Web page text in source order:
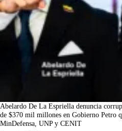
Abelardo De La Espriella denuncia
de $370 mil millones en Gobierno Petro
MinDefensa, UNP y CENIT